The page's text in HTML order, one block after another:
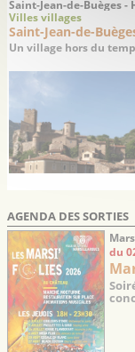
Saint-Jean-de-Buèges -
Villes villages
Saint-Jean-de-
Un village hors du
AGENDA DES SORTIES
du